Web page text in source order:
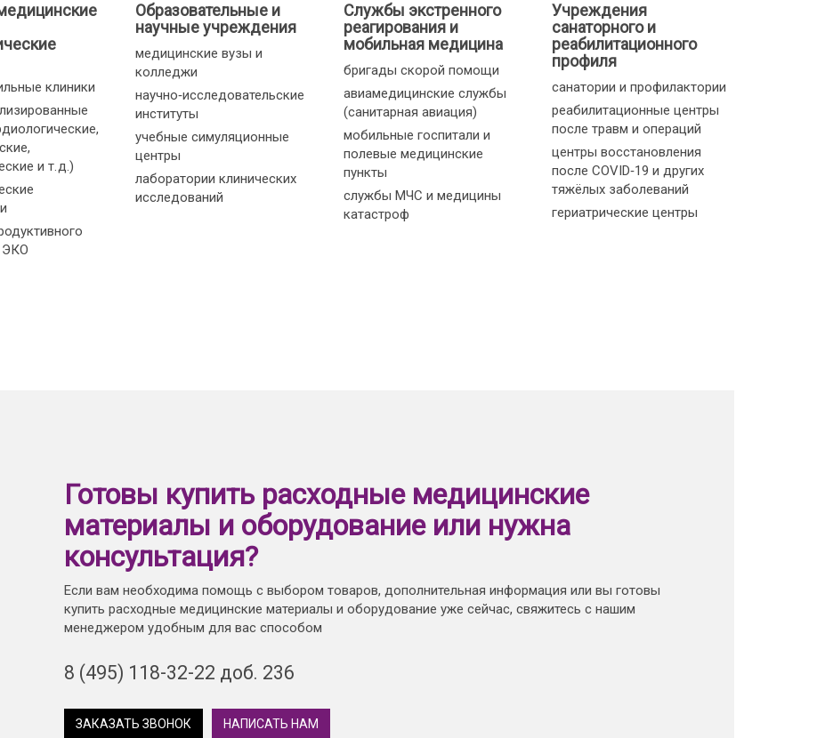
клиники
и т. д.)
ЭКО
Образовательные и
научные учреждения
медицинские вузы и
колледжи
научно‑исследовательские
институты
учебные симуляционные
центры
лаборатории клинических
исследований
Службы экстренного
реагирования и
мобильная медицина
бригады скорой помощи
авиамедицинские службы
(санитарная авиация)
мобильные госпитали и
полевые медицинские
пункты
службы МЧС и медицины
катастроф
Учреждения
санаторного и
реабилитационного
профиля
санатории и профилактории
реабилитационные центры
после травм и операций
центры восстановления
после COVID‑19 и других
тяжёлых заболеваний
гериатрические центры
Готовы купить расходные медицинские
материалы и оборудование или нужна
консультация?
Если вам необходима помощь с выбором товаров, дополнительная информация или вы готовы
купить расходные медицинские материалы и оборудование уже сейчас, свяжитесь с нашим
менеджером удобным для вас способом
8 (495) 118-32-22 доб. 236
ЗАКАЗАТЬ ЗВОНОК НАПИСАТЬ НАМ